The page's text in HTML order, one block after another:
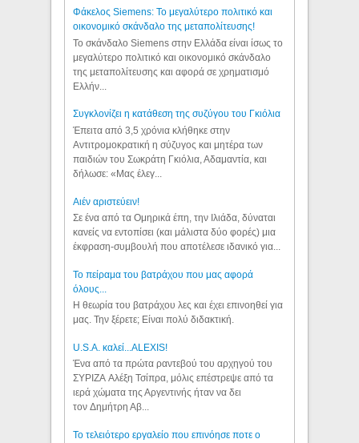
Φάκελος Siemens: Το μεγαλύτερο πολιτικό και
οικονομικό σκάνδαλο της μεταπολίτευσης!
Το σκάνδαλο Siemens στην Ελλάδα είναι ίσως το
μεγαλύτερο πολιτικό και οικονομικό σκάνδαλο
της μεταπολίτευσης και αφορά σε χρηματισμό
Ελλήν...
Συγκλονίζει η κατάθεση της συζύγου του Γκιόλια
Έπειτα από 3,5 χρόνια κλήθηκε στην
Αντιτρομοκρατική η σύζυγος και μητέρα των
παιδιών του Σωκράτη Γκιόλια, Αδαμαντία, και
δήλωσε: «Μας έλεγ...
Aιέν αριστεύειν!
Σε ένα από τα Ομηρικά έπη, την Ιλιάδα, δύναται
κανείς να εντοπίσει (και μάλιστα δύο φορές) μια
έκφραση-συμβουλή που αποτέλεσε ιδανικό για...
Το πείραμα του βατράχου που μας αφορά
όλους...
Η θεωρία του βατράχου λες και έχει επινοηθεί για
μας. Την ξέρετε; Είναι πολύ διδακτική.
U.S.A. καλεί...ALEXIS!
Ένα από τα πρώτα ραντεβού του αρχηγού του
ΣΥΡΙΖΑ Αλέξη Τσίπρα, μόλις επέστρεψε από τα
ιερά χώματα της Αργεντινής ήταν να δει
τον Δημήτρη Αβ...
Το τελειότερο εργαλείο που επινόησε ποτε ο